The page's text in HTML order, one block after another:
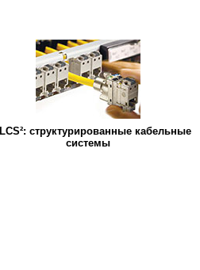
LCS²: структурированные кабельные
системы